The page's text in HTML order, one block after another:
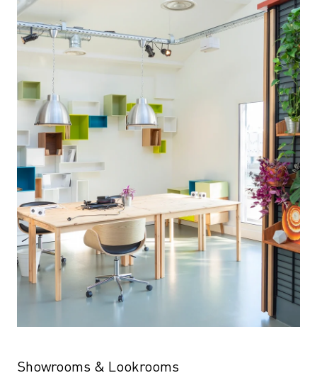
Showrooms & Lookrooms